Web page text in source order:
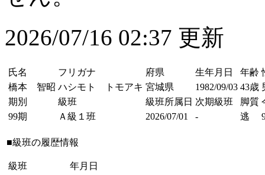
2026/07/16 02:37 更新
氏名 フリガナ 府県 生年月日 年齢
橋本 智昭 ハシモト トモアキ 宮城県 1982/09/03 43歳
期別
級班 級班所属日 次期級班 脚質
99期
Ａ級１班 2026/07/01 - 逃
■級班の履歴情報
級班
年月日